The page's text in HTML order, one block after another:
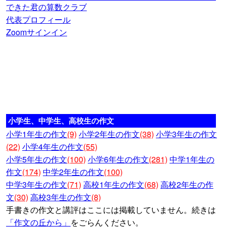
できた君の算数クラブ
代表プロフィール
Zoomサインイン
小学生、中学生、高校生の作文
小学1年生の作文(9) 小学2年生の作文(38) 小学3年生の作文
(22) 小学4年生の作文(55)
小学5年生の作文(100) 小学6年生の作文(281) 中学1年生の
作文(174) 中学2年生の作文(100)
中学3年生の作文(71) 高校1年生の作文(68) 高校2年生の作
文(30) 高校3年生の作文(8)
手書きの作文と講評はここには掲載していません。続きは
「作文の丘から」 をごらんください。